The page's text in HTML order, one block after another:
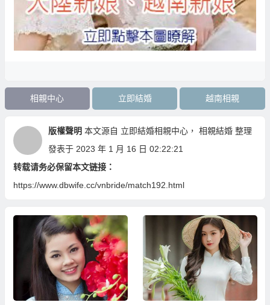
相親中心 立即結婚 越南相親
版權聲明本文源自 立即結婚相親中心， 相親結婚整理
發表于 2023 年 1 月 16 日 02:22:21
转载请务必保留本文链接：
https://www.dbwife.cc/vnbride/match192.html